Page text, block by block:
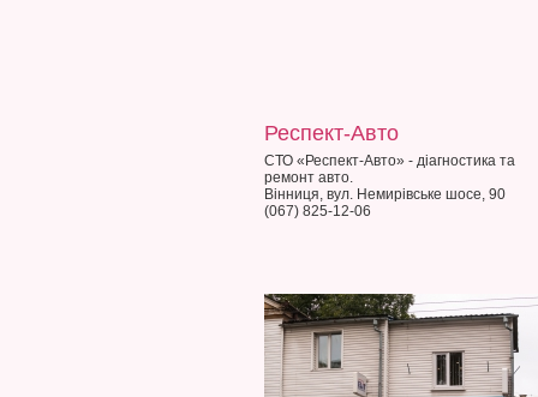
Респект-Авто
СТО «Респект-Авто» - діагностика та
ремонт авто.
Вінниця, вул. Немирівське шосе, 90
(067) 825-12-06